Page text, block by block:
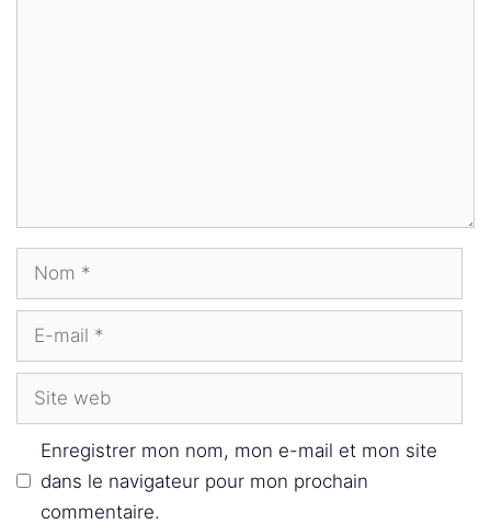
Nom
Site
Enregistrer mon nom, mon e-mail et mon site
dans le navigateur pour mon prochain
commentaire.